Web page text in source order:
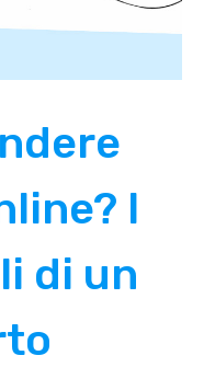
I
di un